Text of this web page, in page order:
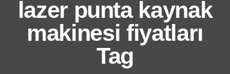
lazer punta kaynak
makinesi fiyatları
Tag